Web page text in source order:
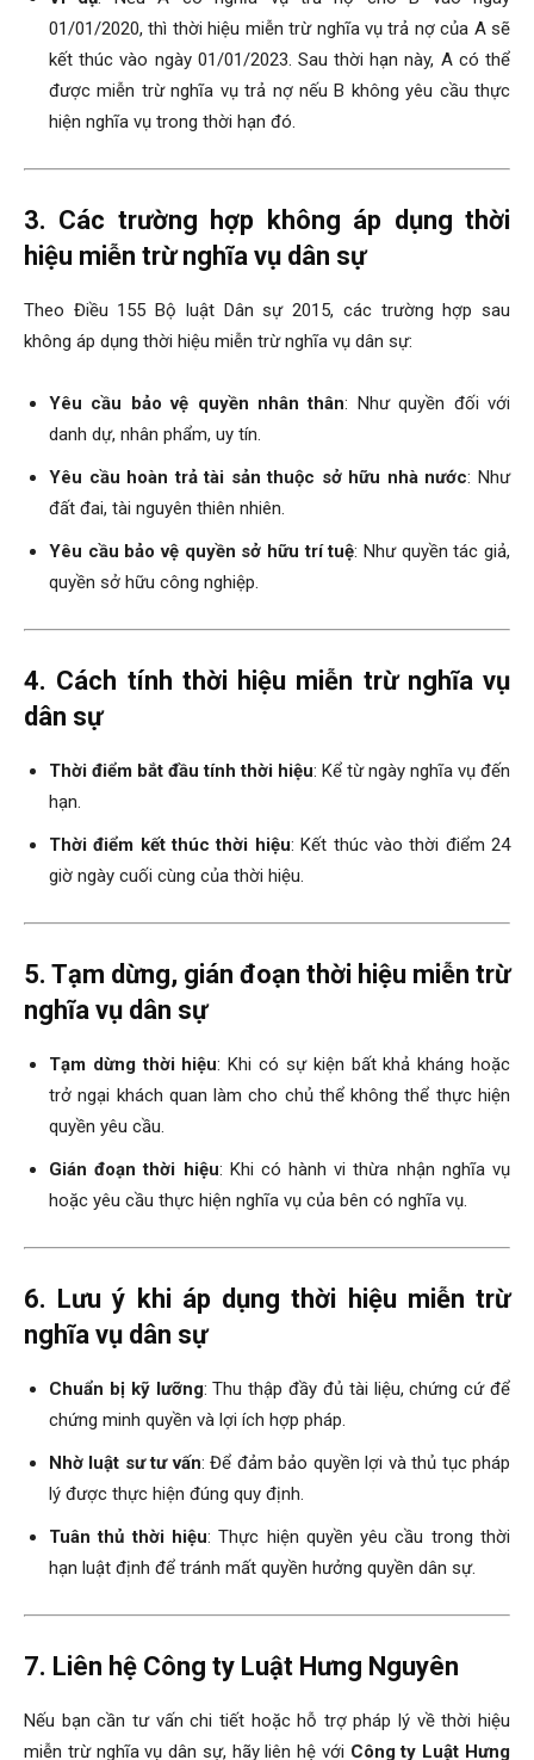
01/01/2020, thì thời hiệu miễn trừ nghĩa vụ trả nợ của A sẽ
kết thúc vào ngày 01/01/2023. Sau thời hạn này, A có thể
được miễn trừ nghĩa vụ trả nợ nếu B không yêu cầu thực
hiện nghĩa vụ trong thời hạn đó.
3. Các trường hợp không áp dụng thời
hiệu miễn trừ nghĩa vụ dân sự
Theo Điều 155 Bộ luật Dân sự 2015, các trường hợp sau
không áp dụng thời hiệu miễn trừ nghĩa vụ dân sự:
Yêu cầu bảo vệ quyền nhân thân: Như quyền đối với
danh dự, nhân phẩm, uy tín.
Yêu cầu hoàn trả tài sản thuộc sở hữu nhà nước: Như
đất đai, tài nguyên thiên nhiên.
Yêu cầu bảo vệ quyền sở hữu trí tuệ: Như quyền tác giả,
quyền sở hữu công nghiệp.
4. Cách tính thời hiệu miễn trừ nghĩa vụ
dân sự
Thời điểm bắt đầu tính thời hiệu: Kể từ ngày nghĩa vụ đến
hạn.
Thời điểm kết thúc thời hiệu: Kết thúc vào thời điểm 24
giờ ngày cuối cùng của thời hiệu.
5. Tạm dừng, gián đoạn thời hiệu miễn trừ
nghĩa vụ dân sự
Tạm dừng thời hiệu: Khi có sự kiện bất khả kháng hoặc
trở ngại khách quan làm cho chủ thể không thể thực hiện
quyền yêu cầu.
Gián đoạn thời hiệu: Khi có hành vi thừa nhận nghĩa vụ
hoặc yêu cầu thực hiện nghĩa vụ của bên có nghĩa vụ.
6. Lưu ý khi áp dụng thời hiệu miễn trừ
nghĩa vụ dân sự
Chuẩn bị kỹ lưỡng: Thu thập đầy đủ tài liệu, chứng cứ để
chứng minh quyền và lợi ích hợp pháp.
Nhờ luật sư tư vấn: Để đảm bảo quyền lợi và thủ tục pháp
lý được thực hiện đúng quy định.
Tuân thủ thời hiệu: Thực hiện quyền yêu cầu trong thời
hạn luật định để tránh mất quyền hưởng quyền dân sự.
7. Liên hệ Công ty Luật Hưng Nguyên
Nếu bạn cần tư vấn chi tiết hoặc hỗ trợ pháp lý về thời hiệu
miễn trừ nghĩa vụ dân sự, hãy liên hệ với Công ty Luật Hưng